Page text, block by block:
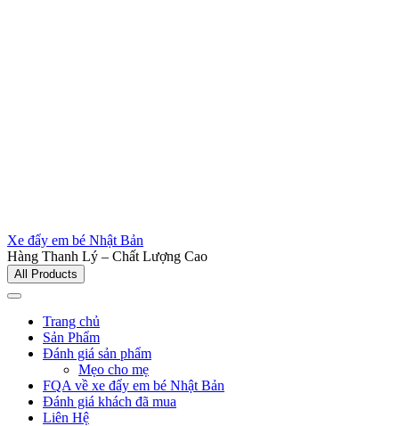
Xe đẩy em bé Nhật Bản
Hàng Thanh Lý – Chất Lượng Cao
All Products
Trang chủ
Sản Phẩm
Đánh giá sản phẩm
Mẹo cho mẹ
FQA về xe đẩy em bé Nhật Bản
Đánh giá khách đã mua
Liên Hệ